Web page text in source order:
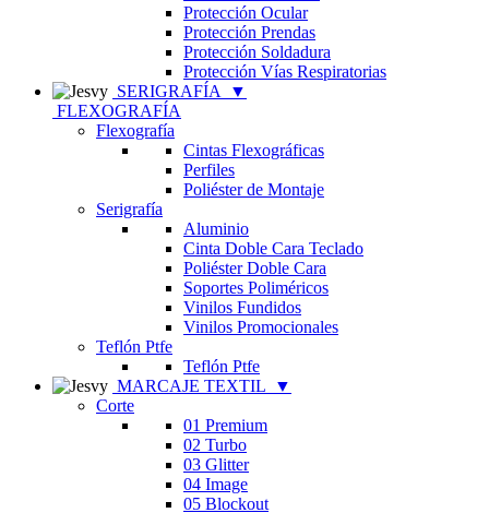
Protección Ocular
Protección Prendas
Protección Soldadura
Protección Vías Respiratorias
SERIGRAFÍA
▼
FLEXOGRAFÍA
Flexografía
Cintas Flexográficas
Perfiles
Poliéster de Montaje
Serigrafía
Aluminio
Cinta Doble Cara Teclado
Poliéster Doble Cara
Soportes Poliméricos
Vinilos Fundidos
Vinilos Promocionales
Teflón Ptfe
Teflón Ptfe
MARCAJE TEXTIL
▼
Corte
01 Premium
02 Turbo
03 Glitter
04 Image
05 Blockout